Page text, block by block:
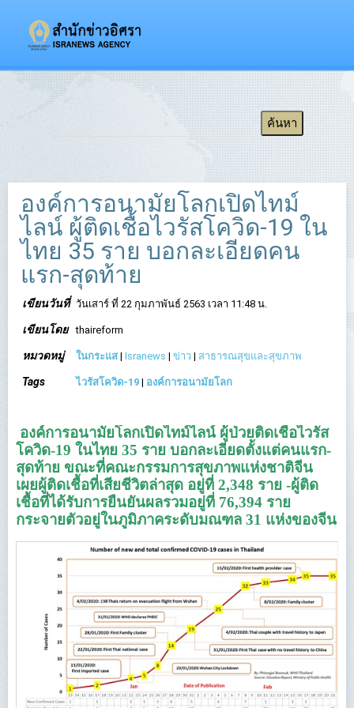
องค์การอนามัยโลกเปิดไทม์
ไลน์ ผู้ติดเชื้อไวรัสโควิด-19 ใน
ไทย 35 ราย บอกละเอียดคน
แรก-สุดท้าย
เขียนวันที่ วันเสาร์ ที่ 22 กุมภาพันธ์ 2563 เวลา 11:48 น.
เขียนโดย thaireform
หมวดหมู่ ในกระแส | Isranews | ข่าว | สาธารณสุขและสุขภาพ
Tags ไวรัสโควิด-19 | องค์การอนามัยโลก
องค์การอนามัยโลกเปิดไทม์ไลน์ ผู้ป่วยติดเชื้อไวรัส
โควิด-19 ในไทย 35 ราย บอกละเอียดตั้งแต่คนแรก-
สุดท้าย ขณะที่คณะกรรมการสุขภาพแห่งชาติจีน
เผยผู้ติดเชื้อที่เสียชีวิตล่าสุด อยู่ที่ 2,348 ราย -ผู้ติด
เชื้อที่ได้รับการยืนยันผลรวมอยู่ที่ 76,394 ราย
กระจายตัวอยู่ในภูมิภาคระดับมณฑล 31 แห่งของจีน